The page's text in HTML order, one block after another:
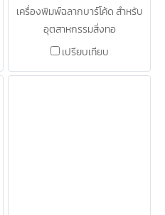
เครื่องพิมพ์ฉลากบาร์โค้ด สำหรับ
อุตสาหกรรมสิ่งทอ
เปรียบเทียบ